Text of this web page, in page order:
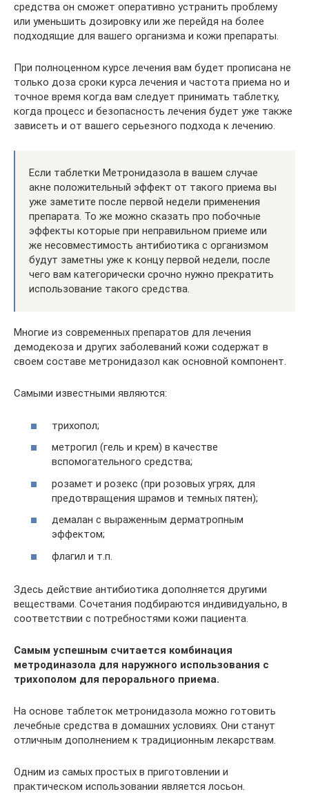
средства он сможет оперативно устранить проблему
или уменьшить дозировку или же перейдя на более
подходящие для вашего организма и кожи препараты.
При полноценном курсе лечения вам будет прописана не
только доза сроки курса лечения и частота приема но и
точное время когда вам следует принимать таблетку,
когда процесс и безопасность лечения будет уже также
зависеть и от вашего серьезного подхода к лечению.
Если таблетки Метронидазола в вашем случае
акне положительный эффект от такого приема вы
уже заметите после первой недели применения
препарата. То же можно сказать про побочные
эффекты которые при неправильном приеме или
же несовместимость антибиотика с организмом
будут заметны уже к концу первой недели, после
чего вам категорически срочно нужно прекратить
использование такого средства.
Многие из современных препаратов для лечения
демодекоза и других заболеваний кожи содержат в
своем составе метронидазол как основной компонент.
Самыми известными являются:
трихопол;
метрогил (гель и крем) в качестве
вспомогательного средства;
розамет и розекс (при розовых угрях, для
предотвращения шрамов и темных пятен);
демалан с выраженным дерматропным
эффектом;
флагил и т.п.
Здесь действие антибиотика дополняется другими
веществами. Сочетания подбираются индивидуально, в
соответствии с потребностями кожи пациента.
Самым успешным считается комбинация
метродиназола для наружного использования с
трихополом для перорального приема.
На основе таблеток метронидазола можно готовить
лечебные средства в домашних условиях. Они станут
отличным дополнением к традиционным лекарствам.
Одним из самых простых в приготовлении и
практическом использовании является лосьон.